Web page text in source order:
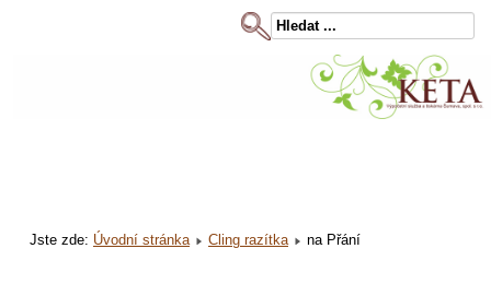
Jste zde: Úvodní stránka Cling razítka na Přání